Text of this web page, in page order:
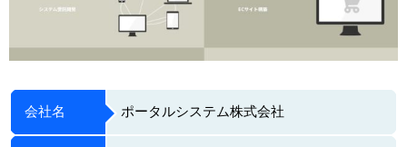
会社名 ポータルシステム株式会社